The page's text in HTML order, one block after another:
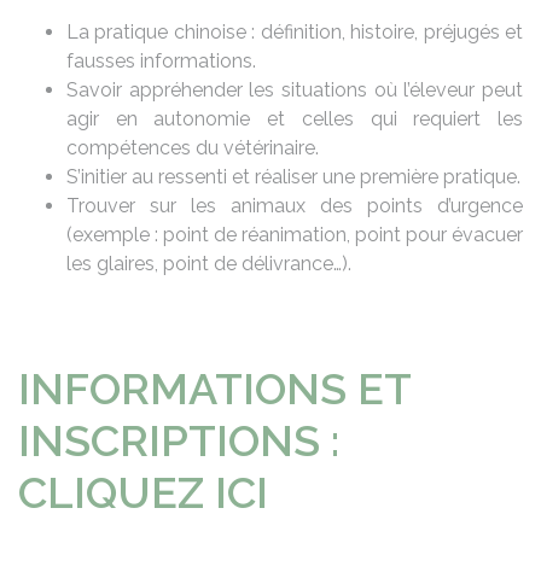
La pratique chinoise : définition, histoire, préjugés et
fausses informations.
Savoir appréhender les situations où l’éleveur peut
agir en autonomie et celles qui requiert les
compétences du vétérinaire.
S’initier au ressenti et réaliser une première pratique.
Trouver sur les animaux des points d’urgence
(exemple : point de réanimation, point pour évacuer
les glaires, point de délivrance…).
INFORMATIONS ET
INSCRIPTIONS :
CLIQUEZ ICI